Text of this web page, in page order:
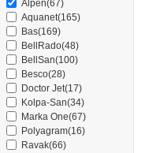
Alpen(67)
Aquanet(165)
Bas(169)
BellRado(48)
BellSan(100)
Besco(28)
Doctor Jet(17)
Kolpa-San(34)
Marka One(67)
Polyagram(16)
Ravak(66)